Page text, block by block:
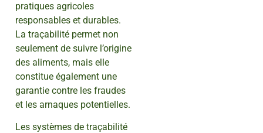
pratiques agricoles
responsables et durables.
La traçabilité permet non
seulement de suivre l’origine
des aliments, mais elle
constitue également une
garantie contre les fraudes
et les arnaques potentielles.
Les systèmes de traçabilité